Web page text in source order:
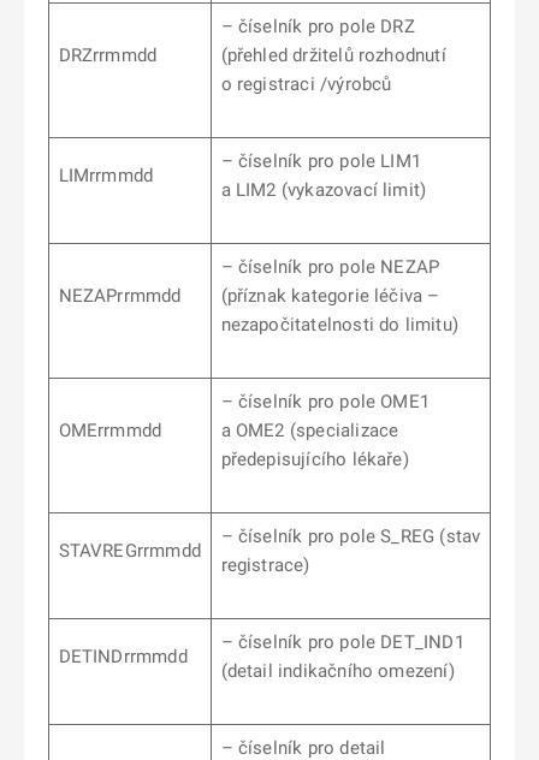
DRZrrmmdd
– číselník pro pole DRZ
(přehled držitelů rozhodnutí
o registraci /výrobců
LIMrrmmdd
– číselník pro pole LIM1
a LIM2 (vykazovací limit)
NEZAPrrmmdd
– číselník pro pole NEZAP
(příznak kategorie léčiva –
nezapočitatelnosti do limitu)
OMErrmmdd
– číselník pro pole OME1
a OME2 (specializace
předepisujícího lékaře)
STAVREGrrmmdd
– číselník pro pole S_REG (stav
registrace)
DETINDrrmmdd
– číselník pro pole DET_IND1
(detail indikačního omezení)
– číselník pro detail